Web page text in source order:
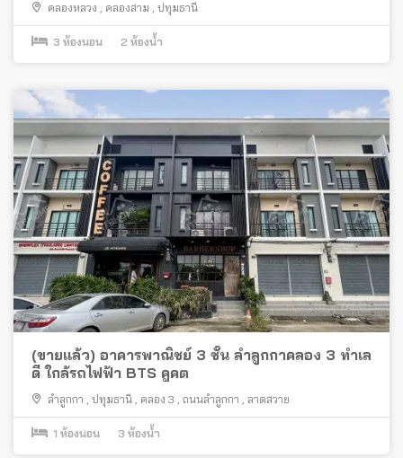
คลองหลวง , คลองสาม , ปทุมธานี
3 ห้องนอน 2 ห้องน้ำ
(ขายแล้ว) อาคารพาณิชย์ 3 ชั้น ลำลูกกาคลอง 3 ทำเล
ดี ใกล้รถไฟฟ้า BTS คูคต
ลำลูกกา , ปทุมธานี , คลอง 3 , ถนนลำลูกกา , ลาดสวาย
1 ห้องนอน 3 ห้องน้ำ